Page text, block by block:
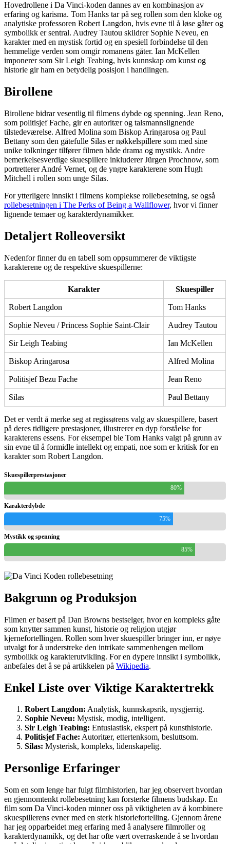
Hovedrollene i Da Vinci-koden dannes av en kombinasjon av
erfaring og karisma. Tom Hanks tar på seg rollen som den kloke og
analytiske professoren Robert Langdon, hvis evne til å løse gåter og
symbolikk er sentral. Audrey Tautou skildrer Sophie Neveu, en
karakter med en mystisk fortid og en spesiell forbindelse til den
hemmelige verden som omgir romanens gåter. Ian McKellen
imponerer som Sir Leigh Teabing, hvis kunnskap om kunst og
historie gir ham en betydelig posisjon i handlingen.
Birollene
Birollene bidrar vesentlig til filmens dybde og spenning. Jean Reno,
som politisjef Fache, gir en autoritær og talsmannslignende
tilstedeværelse. Alfred Molina som Biskop Aringarosa og Paul
Bettany som den gåtefulle Silas er nøkkelspillere som med sine
unike tolkninger tilfører filmen både drama og mystikk. Andre
bemerkelsesverdige skuespillere inkluderer Jürgen Prochnow, som
portretterer André Vernet, og de yngre karakterene som Hugh
Mitchell i rollen som unge Silas.
For ytterligere innsikt i filmens komplekse rollebesetning, se også
rollebesetningen i The Perks of Being a Wallflower, hvor vi finner
lignende temaer og karakterdynamikker.
Detaljert Rolleoversikt
Nedenfor finner du en tabell som oppsummerer de viktigste
karakterene og de respektive skuespillerne:
Karakter Skuespiller
Robert Langdon Tom Hanks
Sophie Neveu / Princess Sophie Saint-Clair Audrey Tautou
Sir Leigh Teabing Ian McKellen
Biskop Aringarosa Alfred Molina
Politisjef Bezu Fache Jean Reno
Silas Paul Bettany
Det er verdt å merke seg at regissørens valg av skuespillere, basert
på deres tidligere prestasjoner, illustrerer en dyp forståelse for
karakterens essens. For eksempel ble Tom Hanks valgt på grunn av
sin evne til å formidle intellekt og empati, noe som er kritisk for en
karakter som Robert Langdon.
Skuespillerprestasjoner
80%
Karakterdybde
75%
Mystikk og spenning
85%
Bakgrunn og Produksjon
Filmen er basert på Dan Browns bestselger, hvor en kompleks gåte
som knytter sammen kunst, historie og religion utgjør
kjernefortellingen. Rollen som hver skuespiller bringer inn, er nøye
utvalgt for å understreke den intrikate sammenhengen mellom
symbolikk og karakterutvikling. For en dypere innsikt i symbolikk,
anbefales det å se på artikkelen på Wikipedia.
Enkel Liste over Viktige Karaktertrekk
Robert Langdon: Analytisk, kunnskapsrik, nysgjerrig.
Sophie Neveu: Mystisk, modig, intelligent.
Sir Leigh Teabing: Entusiastisk, ekspert på kunsthistorie.
Politisjef Fache: Autoritær, ettertenksom, besluttsom.
Silas: Mysterisk, kompleks, lidenskapelig.
Personlige Erfaringer
Som en som lenge har fulgt filmhistorien, har jeg observert hvordan
en gjennomtenkt rollebesetning kan forsterke filmens budskap. En
film som Da Vinci-koden minner oss på viktigheten av å kombinere
skuespillerens evner med en sterk historiefortelling. Gjennom årene
har jeg opparbeidet meg erfaring med å analysere filmroller og
karakterdynamikk, og det har ofte vært overraskende å se hvordan